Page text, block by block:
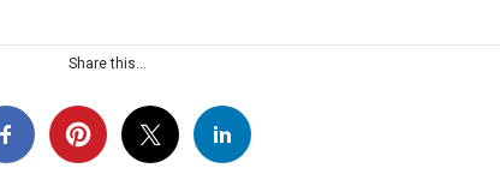
Share this...